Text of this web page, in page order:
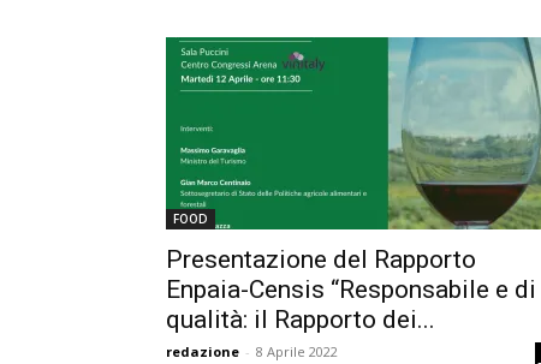
FOOD
Presentazione del Rapporto
Enpaia-Censis “Responsabile e di
qualità: il Rapporto dei...
redazione - 8 Aprile 2022